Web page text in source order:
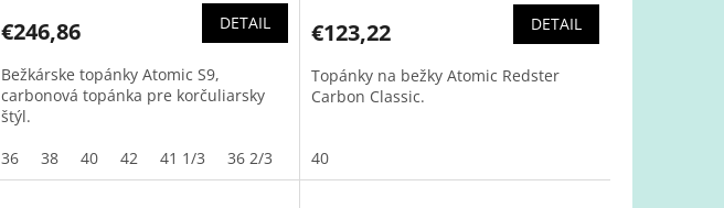
€246,86 DETAIL
Bežkárske topánky Atomic S9,
carbonová topánka pre korčuliarsky
štýl.
36
38 40 42 41 1/3 36 2/3 38 2/3
€123,22 DETAIL
Topánky na bežky Atomic Redster
Carbon Classic.
40